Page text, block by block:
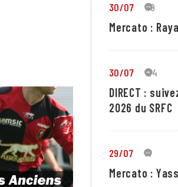
30/07 19
Mercato :
30/07 24
DIRECT :
2026 du SRFC
29/07 4
Mercato :